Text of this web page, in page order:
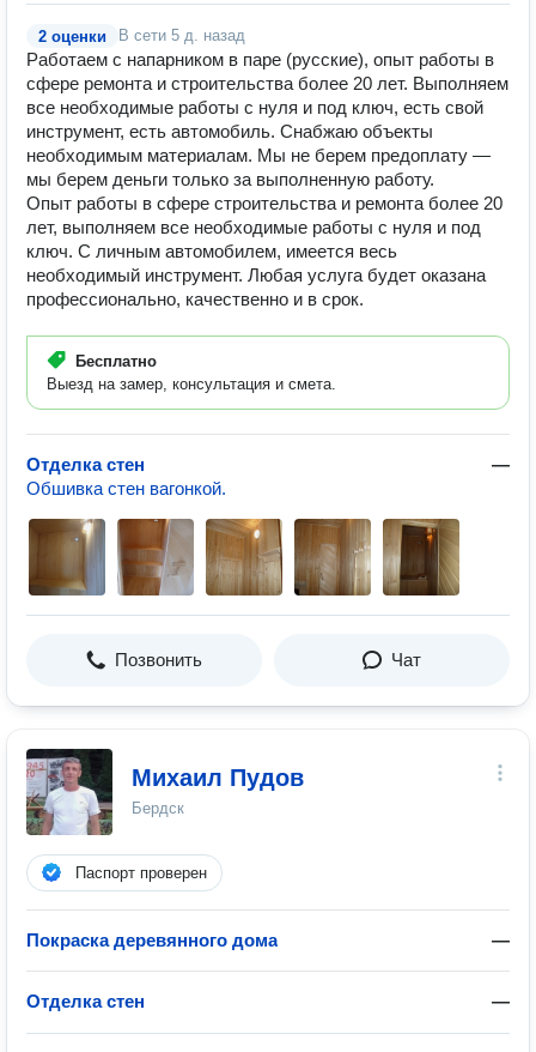
2 оценки В сети 5 д. назад
Работаем с напарником в паре (русские), опыт работы в
сфере ремонта и строительства более 20 лет. Выполняем
все необходимые работы с нуля и под ключ, есть свой
инструмент, есть автомобиль. Снабжаю объекты
необходимым материалам. Мы не берем предоплату —
мы берем деньги только за выполненную работу.
Опыт работы в сфере строительства и ремонта более 20
лет, выполняем все необходимые работы с нуля и под
ключ. С личным автомобилем, имеется весь
необходимый инструмент. Любая услуга будет оказана
профессионально, качественно и в срок.
Бесплатно
Выезд на замер, консультация и смета.
Отделка стен
—
Обшивка стен вагонкой.
Позвонить Чат
Михаил Пудов
Бердск
Паспорт проверен
Покраска деревянного дома —
Отделка стен —